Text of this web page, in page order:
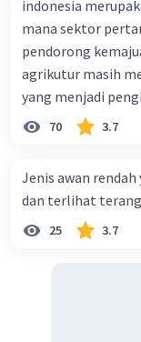
Beri Rating
indonesia
mana sektor
pendorong
agrikutur masih
yang menjadi
indonesia
70 3.7
Jenis awan rendah
dan terlihat terang
25 3.7